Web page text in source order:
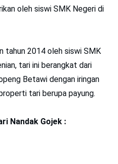
oleh siswi SMK Negeri di
tahun 2014 oleh siswi SMK
tari ini berangkat dari
Betawi dengan iringan
tari berupa payung.
Nandak Gojek :